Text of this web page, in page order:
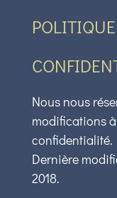
Nous nous
modifications
confidentialité.
Dernière
2018.